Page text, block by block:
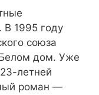
1995 году
союза
дом. Уже
летней
роман —